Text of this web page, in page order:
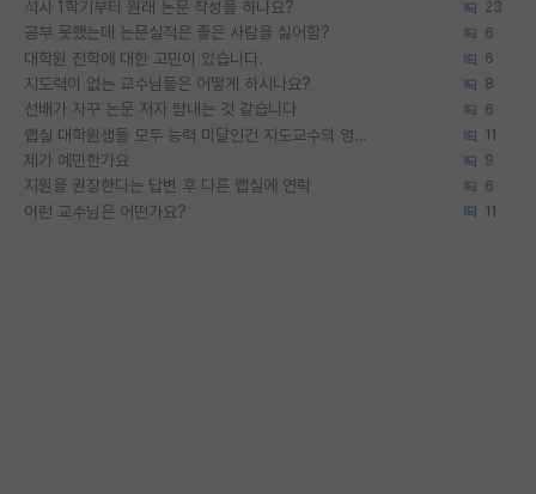
석사 1학기부터 원래 논문 작성을 하나요? 23
공부 못했는데 논문실적은 좋은 사람을 싫어함? 6
대학원 진학에 대한 고민이 있습니다. 6
지도력이 없는 교수님들은 어떻게 하시나요? 8
선배가 자꾸 논문 저자 탐내는 것 같습니다 6
랩실 대학원생들 모두 능력 미달인건 지도교수의 영향 아닌가? 11
제가 예민한가요 9
지원을 권장한다는 답변 후 다른 랩실에 연락 6
이런 교수님은 어떤가요? 11